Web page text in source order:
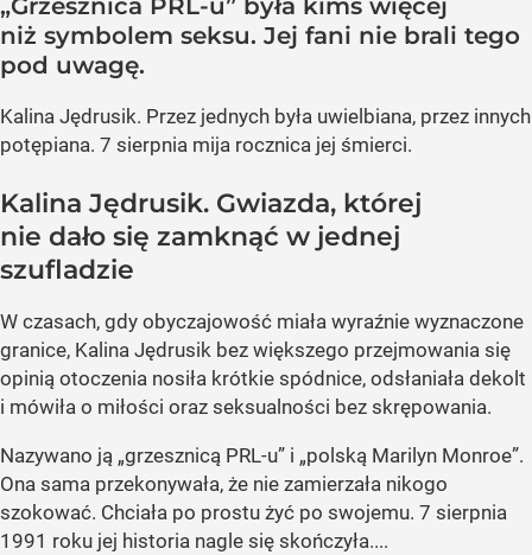
„Grzesznica PRL-u” była kimś więcej
niż symbolem seksu. Jej fani nie brali tego
pod uwagę.
Kalina Jędrusik. Przez jednych była uwielbiana, przez innych
potępiana. 7 sierpnia mija rocznica jej śmierci.
Kalina Jędrusik. Gwiazda, której
nie dało się zamknąć w jednej
szufladzie
W czasach, gdy obyczajowość miała wyraźnie wyznaczone
granice, Kalina Jędrusik bez większego przejmowania się
opinią otoczenia nosiła krótkie spódnice, odsłaniała dekolt
i mówiła o miłości oraz seksualności bez skrępowania.
Nazywano ją „grzesznicą PRL-u” i „polską Marilyn Monroe”.
Ona sama przekonywała, że nie zamierzała nikogo
szokować. Chciała po prostu żyć po swojemu. 7 sierpnia
1991 roku jej historia nagle się skończyła....